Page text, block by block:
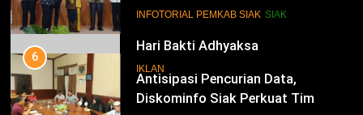
15
Hari Bakti Adhyaksa
IKLAN
Penguatan Tata Kelola Keuangan
INFOTORIAL PEMKAB SIAK SIAK
6
Antisipasi Pencurian Data,
Diskominfo Siak Perkuat Tim